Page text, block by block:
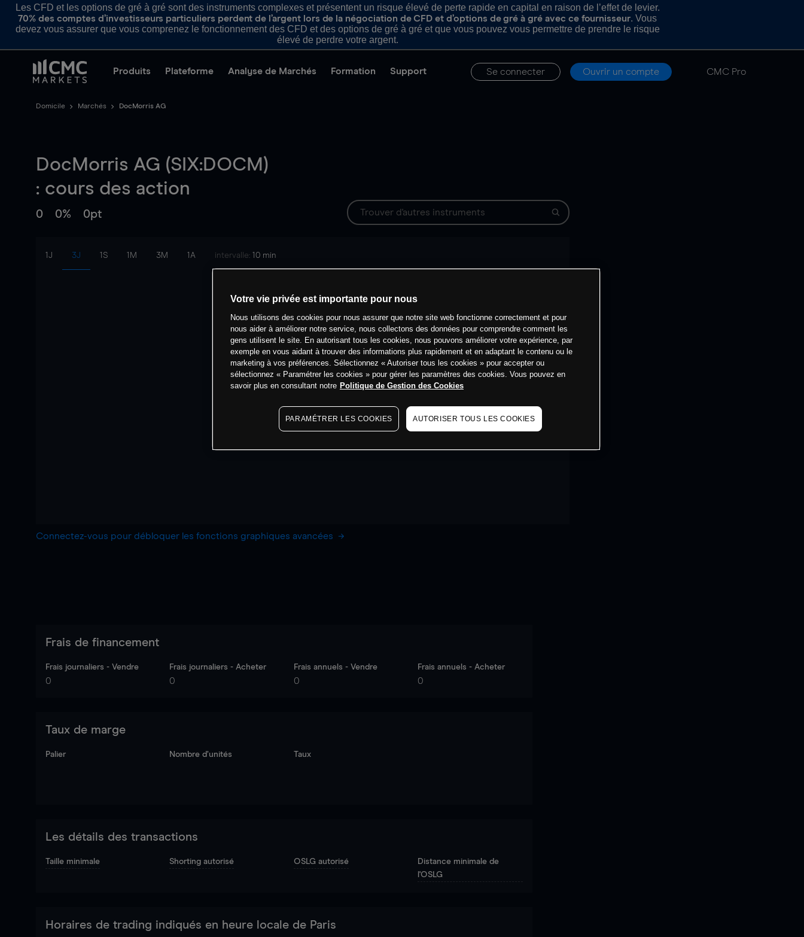
Les CFD et les options de gré à gré sont des instruments complexes et présentent un risque élevé de perte rapide en capital en raison de l’effet de levier.
70% des comptes d’investisseurs particuliers perdent de l’argent lors de la négociation de CFD et d’options de gré à gré avec ce fournisseur. Vous
devez vous assurer que vous comprenez le fonctionnement des CFD et des options de gré à gré et que vous pouvez vous permettre de prendre le risque
élevé de perdre votre argent.
Produits Plateforme Analyse de Marchés Formation Support Se connecter Ouvrir un compte CMC Pro
Domicile Marchés DocMorris AG
DocMorris AG (SIX:DOCM)
: cours des action
0 0% 0pt
1J 3J 1S 1M 3M 1A intervalle: 10 min
Connectez-vous pour débloquer les fonctions graphiques avancées
Frais de financement
Frais journaliers - Vendre
0
Frais journaliers - Acheter
0
Frais annuels - Vendre
0
Frais annuels - Acheter
0
Taux de marge
Palier Nombre d’unités Taux
Les détails des transactions
Taille minimale Shorting autorisé OSLG autorisé
Distance minimale de
l'OSLG
Horaires de trading indiqués en heure locale de Paris
Votre vie privée est importante pour nous
Nous utilisons des cookies pour nous assurer que notre site web fonctionne correctement et pour
nous aider à améliorer notre service, nous collectons des données pour comprendre comment les
gens utilisent le site. En autorisant tous les cookies, nous pouvons améliorer votre expérience, par
exemple en vous aidant à trouver des informations plus rapidement et en adaptant le contenu ou le
marketing à vos préférences. Sélectionnez « Autoriser tous les cookies » pour accepter ou
sélectionnez « Paramétrer les cookies » pour gérer les paramètres des cookies. Vous pouvez en
savoir plus en consultant notre Politique de Gestion des Cookies
PARAMÉTRER LES COOKIES AUTORISER TOUS LES COOKIES